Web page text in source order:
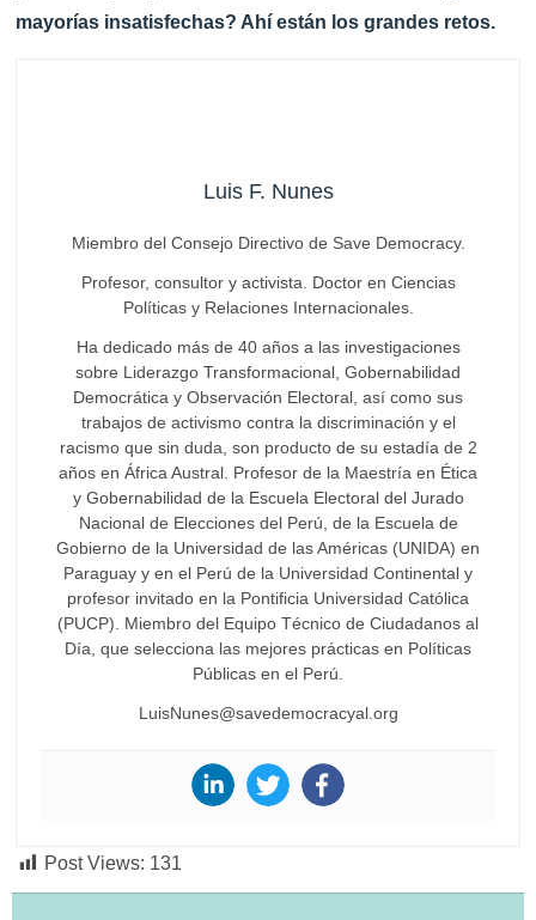
mayorías insatisfechas? Ahí están los grandes retos.
Luis F. Nunes
Miembro del Consejo Directivo de Save Democracy.
Profesor, consultor y activista. Doctor en Ciencias
Políticas y Relaciones Internacionales.
Ha dedicado más de 40 años a las investigaciones
sobre Liderazgo Transformacional, Gobernabilidad
Democrática y Observación Electoral, así como sus
trabajos de activismo contra la discriminación y el
racismo que sin duda, son producto de su estadía de 2
años en África Austral. Profesor de la Maestría en Ética
y Gobernabilidad de la Escuela Electoral del Jurado
Nacional de Elecciones del Perú, de la Escuela de
Gobierno de la Universidad de las Américas (UNIDA) en
Paraguay y en el Perú de la Universidad Continental y
profesor invitado en la Pontificia Universidad Católica
(PUCP). Miembro del Equipo Técnico de Ciudadanos al
Día, que selecciona las mejores prácticas en Políticas
Públicas en el Perú.
LuisNunes@savedemocracyal.org
Post Views: 131